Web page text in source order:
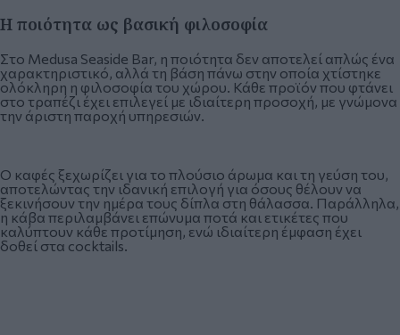
Η ποιότητα ως βασική φιλοσοφία
Στο Medusa Seaside Bar, η ποιότητα δεν αποτελεί απλώς ένα
χαρακτηριστικό, αλλά τη βάση πάνω στην οποία χτίστηκε
ολόκληρη η φιλοσοφία του χώρου. Κάθε προϊόν που φτάνει
στο τραπέζι έχει επιλεγεί με ιδιαίτερη προσοχή, με γνώμονα
την άριστη παροχή υπηρεσιών.
Ο καφές ξεχωρίζει για το πλούσιο άρωμα και τη γεύση του,
αποτελώντας την ιδανική επιλογή για όσους θέλουν να
ξεκινήσουν την ημέρα τους δίπλα στη θάλασσα. Παράλληλα,
η κάβα περιλαμβάνει επώνυμα ποτά και ετικέτες που
καλύπτουν κάθε προτίμηση, ενώ ιδιαίτερη έμφαση έχει
δοθεί στα cocktails.